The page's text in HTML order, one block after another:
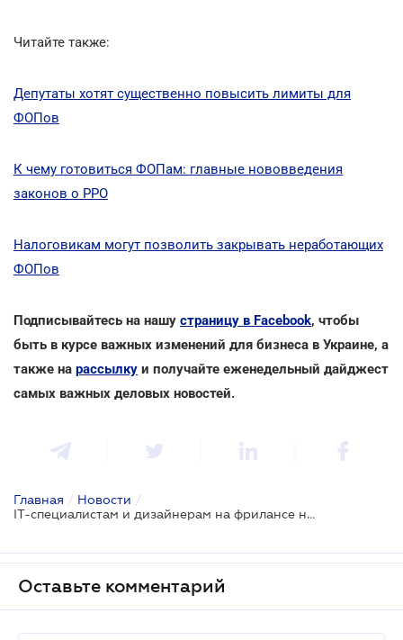
Читайте также:
Депутаты хотят существенно повысить лимиты для
ФОПов
К чему готовиться ФОПам: главные нововведения
законов о РРО
Налоговикам могут позволить закрывать неработающих
ФОПов
Подписывайтесь на нашу страницу в Facebook, чтобы
быть в курсе важных изменений для бизнеса в Украине, а
также на рассылку и получайте еженедельный дайджест
самых важных деловых новостей.
Главная / Новости /
IT-специалистам и дизайнерам на фрилансе не придется использовать РРО
Оставьте комментарий